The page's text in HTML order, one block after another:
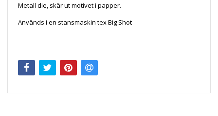
Metall die, skär ut motivet i papper.
Används i en stansmaskin tex Big Shot